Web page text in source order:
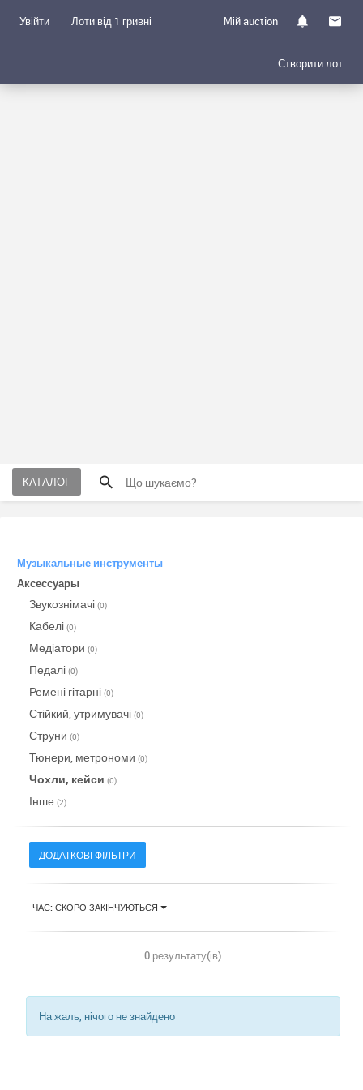
Увійти Лоти від 1 гривні Мій auction
Створити лот
КАТАЛОГ
Музыкальные инструменты
Аксессуары
Звукознімачі (0)
Кабелі (0)
Медіатори (0)
Педалі (0)
Ремені гітарні (0)
Стійкий, утримувачі (0)
Струни (0)
Тюнери, метрономи (0)
Чохли, кейси (0)
Інше (2)
ДОДАТКОВІ ФІЛЬТРИ
ЧАС: СКОРО ЗАКІНЧУЮТЬСЯ
0 результату(ів)
На жаль, нічого не знайдено